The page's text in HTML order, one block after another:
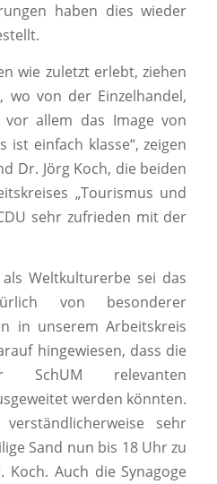
haben dies wieder
wie zuletzt erlebt, ziehen
wo von der Einzelhandel,
allem das Image von
einfach klasse“, zeigen
Dr. Jörg Koch, die beiden
„Tourismus und
sehr zufrieden mit der
Weltkulturerbe sei das
von besonderer
in unserem Arbeitskreis
hingewiesen, dass die
SchUM relevanten
werden könnten.
sehr
Sand nun bis 18 Uhr zu
Koch. Auch die Synagoge